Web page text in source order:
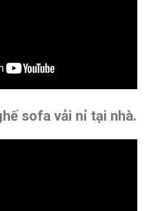
sofa vải nỉ tại nhà.